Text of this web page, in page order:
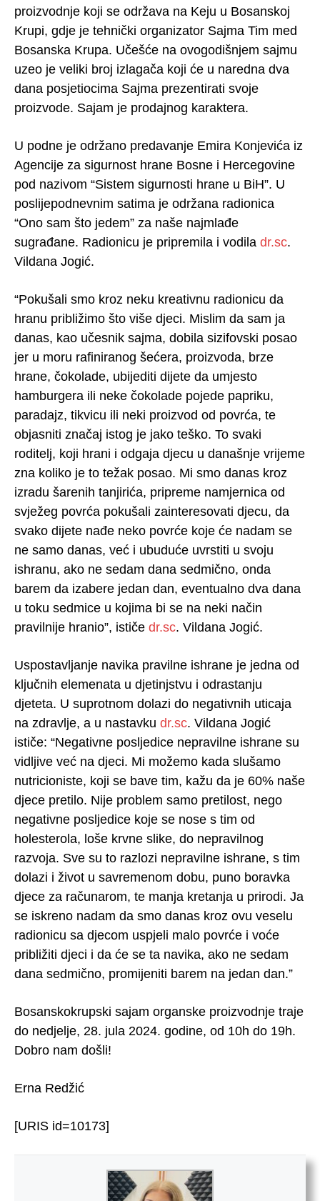
proizvodnje koji se održava na Keju u Bosanskoj
Krupi, gdje je tehnički organizator Sajma Tim med
Bosanska Krupa. Učešće na ovogodišnjem sajmu
uzeo je veliki broj izlagača koji će u naredna dva
dana posjetiocima Sajma prezentirati svoje
proizvode. Sajam je prodajnog karaktera.
U podne je održano predavanje Emira Konjevića iz
Agencije za sigurnost hrane Bosne i Hercegovine
pod nazivom “Sistem sigurnosti hrane u BiH”. U
poslijepodnevnim satima je održana radionica
“Ono sam što jedem” za naše najmlađe
sugrađane. Radionicu je pripremila i vodila dr.sc.
Vildana Jogić.
“Pokušali smo kroz neku kreativnu radionicu da
hranu približimo što više djeci. Mislim da sam ja
danas, kao učesnik sajma, dobila sizifovski posao
jer u moru rafiniranog šećera, proizvoda, brze
hrane, čokolade, ubijediti dijete da umjesto
hamburgera ili neke čokolade pojede papriku,
paradajz, tikvicu ili neki proizvod od povrća, te
objasniti značaj istog je jako teško. To svaki
roditelj, koji hrani i odgaja djecu u današnje vrijeme
zna koliko je to težak posao. Mi smo danas kroz
izradu šarenih tanjirića, pripreme namjernica od
svježeg povrća pokušali zainteresovati djecu, da
svako dijete nađe neko povrće koje će nadam se
ne samo danas, već i ubuduće uvrstiti u svoju
ishranu, ako ne sedam dana sedmično, onda
barem da izabere jedan dan, eventualno dva dana
u toku sedmice u kojima bi se na neki način
pravilnije hranio”, ističe dr.sc. Vildana Jogić.
Uspostavljanje navika pravilne ishrane je jedna od
ključnih elemenata u djetinjstvu i odrastanju
djeteta. U suprotnom dolazi do negativnih uticaja
na zdravlje, a u nastavku dr.sc. Vildana Jogić
ističe: “Negativne posljedice nepravilne ishrane su
vidljive već na djeci. Mi možemo kada slušamo
nutricioniste, koji se bave tim, kažu da je 60% naše
djece pretilo. Nije problem samo pretilost, nego
negativne posljedice koje se nose s tim od
holesterola, loše krvne slike, do nepravilnog
razvoja. Sve su to razlozi nepravilne ishrane, s tim
dolazi i život u savremenom dobu, puno boravka
djece za računarom, te manja kretanja u prirodi. Ja
se iskreno nadam da smo danas kroz ovu veselu
radionicu sa djecom uspjeli malo povrće i voće
približiti djeci i da će se ta navika, ako ne sedam
dana sedmično, promijeniti barem na jedan dan.”
Bosanskokrupski sajam organske proizvodnje traje
do nedjelje, 28. jula 2024. godine, od 10h do 19h.
Dobro nam došli!
Erna Redžić
[URIS id=10173]